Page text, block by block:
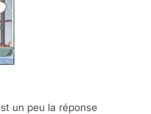
un peu la réponse